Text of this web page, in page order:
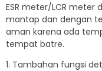
ESR meter/LCR meter
mantap dan dengan
aman karena ada
tempat batre.
1. Tambahan fungsi